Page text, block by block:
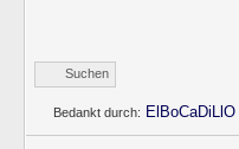
Suchen
Bedankt durch: ElBoCaDiLlO